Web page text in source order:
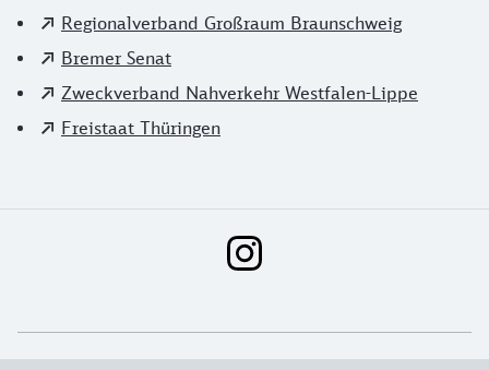
Regionalverband Großraum Braunschweig
Bremer Senat
Zweckverband Nahverkehr Westfalen-Lippe
Freistaat Thüringen